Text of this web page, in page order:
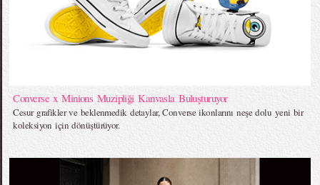
Converse x Minions Muzipliği Kanvasla Buluşturuyor
Cesur grafikler ve beklenmedik detaylar, Converse ikonlarını neşe dolu yeni bir
koleksiyon için dönüştürüyor.